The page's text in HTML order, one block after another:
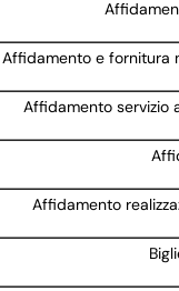
Affidamento e fornitura
Affidamento servizio
Affidamento